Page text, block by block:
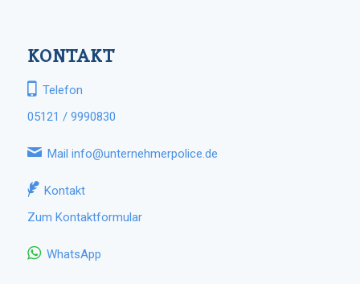
KONTAKT
Telefon
05121 / 9990830
Mailinfo@unternehmerpolice.de
Kontakt
Zum Kontaktformular
WhatsApp